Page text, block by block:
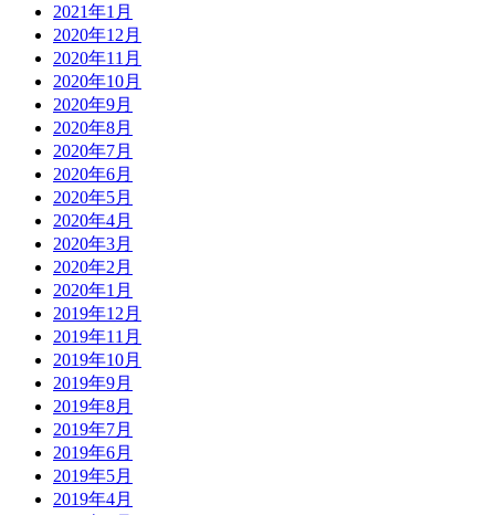
2021年1月
2020年12月
2020年11月
2020年10月
2020年9月
2020年8月
2020年7月
2020年6月
2020年5月
2020年4月
2020年3月
2020年2月
2020年1月
2019年12月
2019年11月
2019年10月
2019年9月
2019年8月
2019年7月
2019年6月
2019年5月
2019年4月